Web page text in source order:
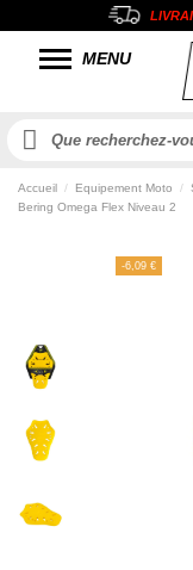
MENU
Accueil Equipement Moto
Bering Omega Flex Niveau 2
-6,09 €